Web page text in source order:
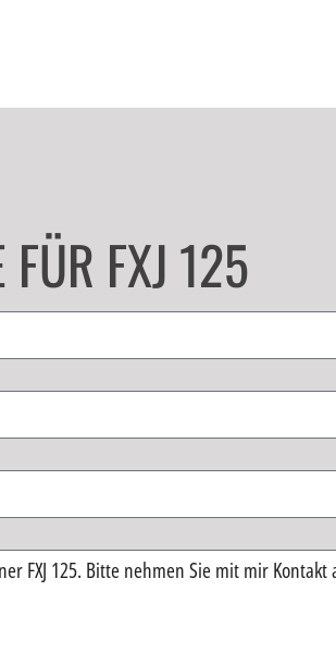
FXJ 125